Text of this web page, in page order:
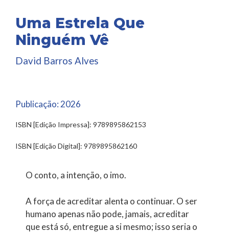
Uma Estrela Que
Ninguém Vê
David Barros Alves
Publicação:2026
ISBN [Edição Impressa]: 9789895862153
ISBN [Edição Digital]: 9789895862160
O conto, a intenção, o imo.
A força de acreditar alenta o continuar. O ser
humano apenas não pode, jamais, acreditar
que está só, entregue a si mesmo; isso seria o